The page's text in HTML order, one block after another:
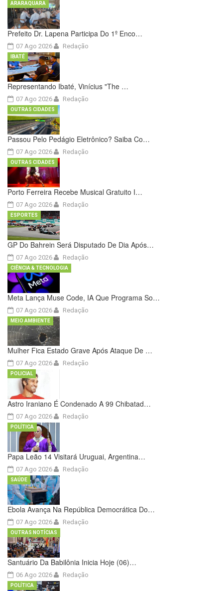
Prefeito Dr. Lapena Participa Do 1º Enco…
07 Ago 2026
ARARAQUARA
Redação
Representando Ibaté, Vinícius "The …
07 Ago 2026
IBATÉ
Redação
Passou Pelo Pedágio Eletrônico? Saiba Co…
07 Ago 2026
OUTRAS CIDADES
Redação
Porto Ferreira Recebe Musical Gratuito I…
07 Ago 2026
OUTRAS CIDADES
Redação
GP Do Bahrein Será Disputado De Dia Após…
07 Ago 2026
ESPORTES
Redação
Meta Lança Muse Code, IA Que Programa So…
07 Ago 2026
CIÊNCIA & TECNOLOGIA
Redação
Mulher Fica Estado Grave Após Ataque De …
07 Ago 2026
MEIO AMBIENTE
Redação
Astro Iraniano É Condenado A 99 Chibatad…
07 Ago 2026
POLICIAL
Redação
Papa Leão 14 Visitará Uruguai, Argentina…
07 Ago 2026
POLÍTICA
Redação
Ebola Avança Na República Democrática Do…
07 Ago 2026
SAÚDE
Redação
Santuário Da Babilônia Inicia Hoje (06)…
06 Ago 2026
OUTRAS NOTÍCIAS
Redação
POLÍTICA